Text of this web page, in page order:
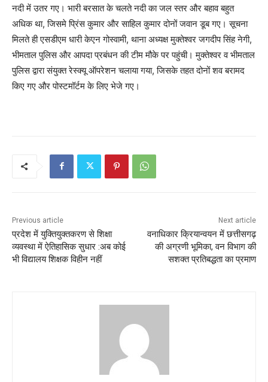
नदी में उतर गए। भारी बरसात के चलते नदी का जल स्तर और बहाव बहुत
अधिक था, जिसमे प्रिंस कुमार और साहिल कुमार दोनों जवान डूब गए। सूचना
मिलते ही एसडीएम धारी केएन गोस्वामी, थाना अध्यक्ष मुक्तेश्वर जगदीप सिंह नेगी,
भीमताल पुलिस और आपदा प्रबंधन की टीम मौके पर पहुंची। मुक्तेश्वर व भीमताल
पुलिस द्वारा संयुक्त रेस्क्यू ऑपरेशन चलाया गया, जिसके तहत दोनों शव बरामद
किए गए और पोस्टमॉर्टम के लिए भेजे गए।
Previous article
प्रदेश में युक्तियुक्तकरण से शिक्षा
व्यवस्था में ऐतिहासिक सुधार :अब कोई
भी विद्यालय शिक्षक विहीन नहीं
Next article
वनाधिकार क्रियान्वयन में छत्तीसगढ़
की अग्रणी भूमिका, वन विभाग की
सशक्त प्रतिबद्धता का प्रमाण